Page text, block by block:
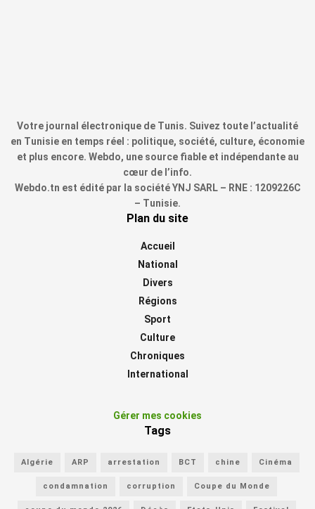
Votre journal électronique de Tunis. Suivez toute l’actualité
en Tunisie en temps réel : politique, société, culture, économie
et plus encore. Webdo, une source fiable et indépendante au
cœur de l’info.
Webdo.tn est édité par la société YNJ SARL – RNE : 1209226C
– Tunisie.
Plan du site
Accueil
National
Divers
Régions
Sport
Culture
Chroniques
International
Gérer mes cookies
Tags
Algérie ARP arrestation BCT chine Cinéma
condamnation corruption Coupe du Monde